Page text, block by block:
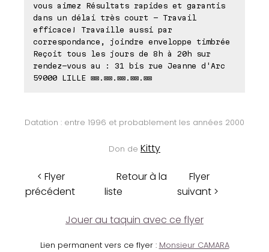
vous aimez Résultats rapides et garantis
dans un délai très court - Travail
efficace! Travaille aussi par
correspondance, joindre enveloppe timbrée
Reçoit tous les jours de 8h à 20h sur
rendez-vous au : 31 bis rue Jeanne d'Arc
59000 LILLE ⊠⊠.⊠⊠.⊠⊠.⊠⊠.⊠⊠
Datation : entre 1996 et probablement les années 2000
Don de Kitty
< Flyer
précédent
Retour à la
liste
Flyer
suivant >
Jouer au taquin avec ce flyer
Lien permanent vers ce flyer : Monsieur CAMARA